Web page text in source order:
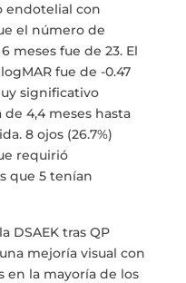
endotelial con
el número de
meses fue de 23. El
fue de -0.47
significativo
4,4 meses hasta
8 ojos (26.7%)
requirió
que 5 tenían
DSAEK tras QP
mejoría visual con
en la mayoría de los